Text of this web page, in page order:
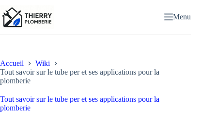
au
contenu
Menu
Accueil
Wiki
Tout savoir sur le tube per et ses applications pour la
plomberie
Tout savoir sur le tube per et ses applications pour la
plomberie